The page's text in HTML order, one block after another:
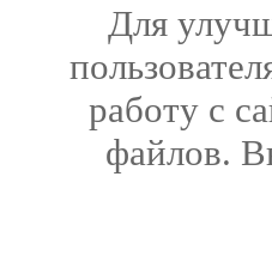
Для
работу с
файлов.